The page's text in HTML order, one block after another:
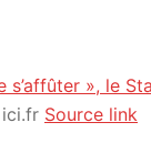
s’affûter », le
ici.fr Source link